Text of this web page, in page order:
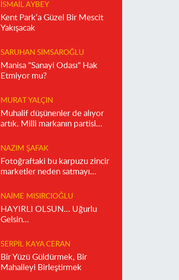
İSMAIL AYBEY
Kent Park’a Güzel Bir Mescit
Yakışacak
SARUHAN SIMSAROĞLU
Manisa "Sanayi Odası" Hak
Etmiyor mu?
MURAT YALÇIN
Muhalif düşünenler de alıyor
artık. Milli markanın partisi
NAZIM ŞAFAK
Fotoğraftaki bu karpuzu zincir
marketler neden satmayı
NAIME MISIRCIOĞLU
HAYIRLI OLSUN… Uğurlu
Gelsin…
SERPIL KAYA CERAN
Bir Yüzü Güldürmek, Bir
Mahalleyi Birleştirmek